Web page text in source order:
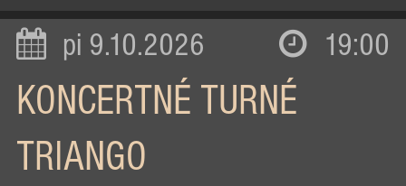
pi 9.10.2026 19:00
KONCERTNÉ TURNÉ
TRIANGO